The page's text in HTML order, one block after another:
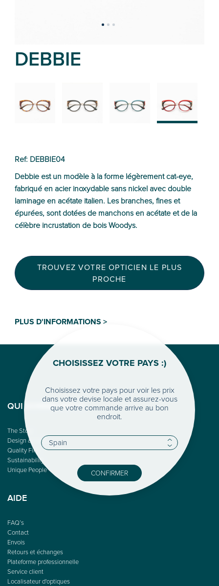
DEBBIE
Ref: DEBBIE04
Debbie est un modèle à la forme légèrement cat-eye,
fabriqué en acier inoxydable sans nickel avec double
laminage en acétate italien. Les branches, fines et
épurées, sont dotées de manchons en acétate et de la
célèbre incrustation de bois Woodys.
TROUVEZ VOTRE OPTICIEN LE PLUS
PROCHE
PLUS D'INFORMATIONS >
QUI SOMME-NOUS
The Story
Design & Color
Quality First
Sustainability
Unique People
AIDE
FAQ’s
Contact
Envois
Retours et échanges
Plateforme professionnelle
Service client
Localisateur d'optiques
CHOISISSEZ VOTRE PAYS :)
Choisissez votre pays pour voir les prix
dans votre devise locale et assurez-vous
que votre commande arrive au bon
endroit.
CONFIRMER